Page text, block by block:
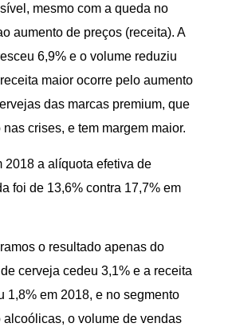
mesmo com a queda no
aumento de preços (receita). A
6,9% e o volume reduziu
maior ocorre pelo aumento
das marcas premium, que
crises, e tem margem maior.
2018 a alíquota efetiva de
foi de 13,6% contra 17,7% em
o resultado apenas do
cerveja cedeu 3,1% e a receita
1,8% em 2018, e no segmento
o volume de vendas